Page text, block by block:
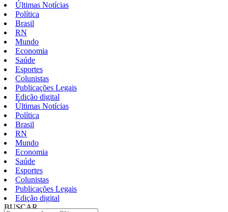
Últimas Notícias
Política
Brasil
RN
Mundo
Economia
Saúde
Esportes
Colunistas
Publicações Legais
Edição digital
Últimas Notícias
Política
Brasil
RN
Mundo
Economia
Saúde
Esportes
Colunistas
Publicações Legais
Edição digital
BUSCAR